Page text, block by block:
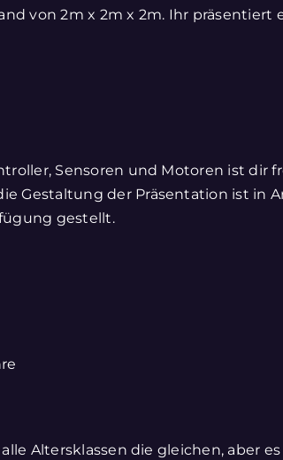
von 2m x 2m x 2m. Ihr
Sensoren und Motoren ist dir
Gestaltung der Präsentation ist
gestellt.
Altersklassen die gleichen, aber